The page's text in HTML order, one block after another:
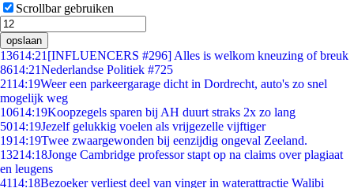
Scrollbar gebruiken
opslaan
13614:21 [INFLUENCERS #296] Alles is welkom kneuzing of breuk
8614:21Nederlandse Politiek #725
2114:19Weer een parkeergarage dicht in Dordrecht, auto's zo snel
mogelijk weg
10614:19Koopzegels sparen bij AH duurt straks 2x zo lang
5014:19Jezelf gelukkig voelen als vrijgezelle vijftiger
1914:19Twee zwaargewonden bij eenzijdig ongeval Zeeland.
13214:18Jonge Cambridge professor stapt op na claims over plagiaat
en leugens
4114:18Bezoeker verliest deel van vinger in waterattractie Walibi